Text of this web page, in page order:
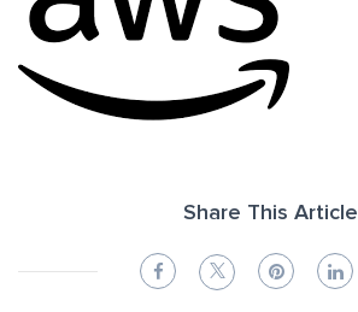
Share This Article